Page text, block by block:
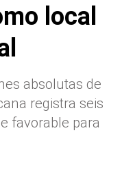
local
absolutas de
registra seis
favorable para